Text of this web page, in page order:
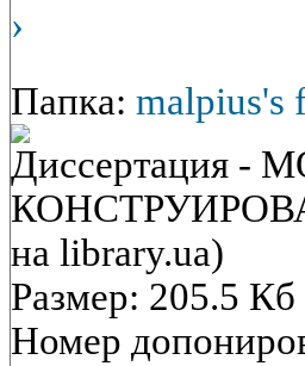
›
Папка: malpius's
Диссертация
на library.ua)
Размер: 205.5
Номер